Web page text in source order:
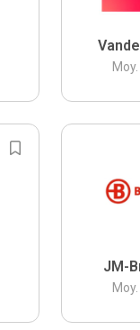
Moy.
JM-
Moy.